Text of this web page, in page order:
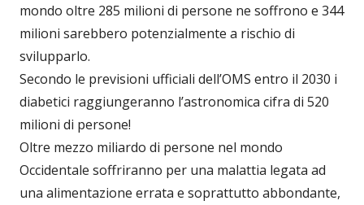
mondo oltre 285 milioni di persone ne soffrono e 344
milioni sarebbero potenzialmente a rischio di
svilupparlo.
Secondo le previsioni ufficiali dell’OMS entro il 2030 i
diabetici raggiungeranno l’astronomica cifra di 520
milioni di persone!
Oltre mezzo miliardo di persone nel mondo
Occidentale soffriranno per una malattia legata ad
una alimentazione errata e soprattutto abbondante,